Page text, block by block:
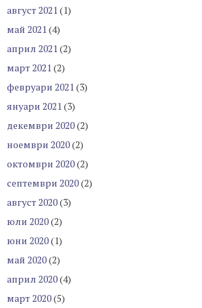
август 2021 (1)
май 2021 (4)
април 2021 (2)
март 2021 (2)
февруари 2021 (3)
януари 2021 (3)
декември 2020(2)
ноември 2020(2)
октомври 2020(2)
септември 2020(2)
август 2020(3)
юли 2020(2)
юни 2020(1)
май 2020(2)
април 2020(4)
март 2020(5)